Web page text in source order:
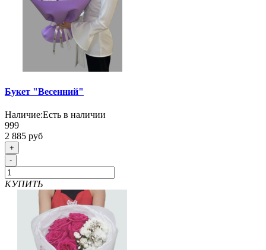
Букет "Весенний"
Наличие:Есть в наличии
999
2 885 руб
+
-
КУПИТЬ